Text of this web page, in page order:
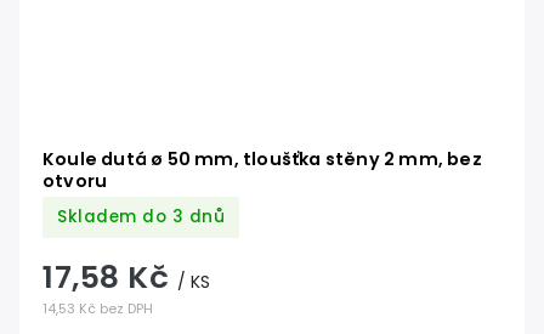
Koule dutá ø 50 mm, tloušťka stěny 2 mm, bez
otvoru
Skladem do 3 dnů
14,53 Kč bez DPH
17,58 Kč / KS